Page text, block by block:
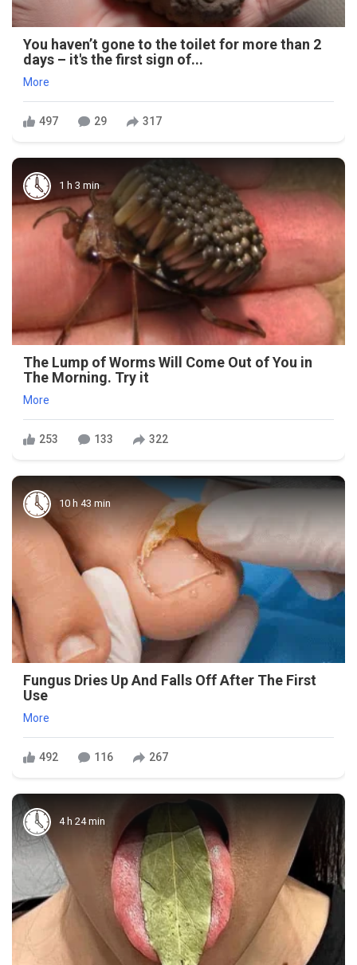
You haven’t gone to the toilet for more than 2
days – it's the first sign of...
More
497 29 317
1 h 3 min
The Lump of Worms Will Come Out of You in
The Morning. Try it
More
253 133 322
10 h 43 min
Fungus Dries Up And Falls Off After The First
Use
More
492 116 267
4 h 24 min